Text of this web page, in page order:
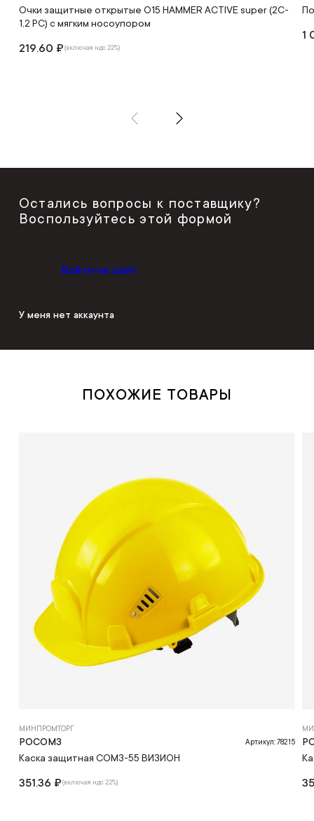
Очки защитные открытые О15 HAMMER ACTIVЕ super (2C-
1,2 PC) с мягким носоупором
219.60 ₽(включая ндс 22%)
1
Остались вопросы к поставщику?
Воспользуйтесь этой формой
Войти на сайт
У меня нет аккаунта
ПОХОЖИЕ ТОВАРЫ
МИНПРОМТОРГ
РОСОМЗ Артикул: 78215
Каска защитная СОМЗ-55 ВИЗИОН
351.36 ₽(включая ндс 22%)